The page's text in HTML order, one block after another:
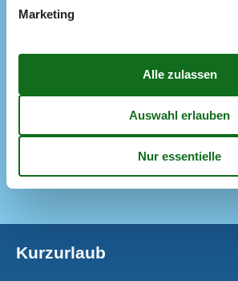
Elektroherd
Bettwäsche kann nicht gemietet werden
Handtücher können nicht gemietet werden
Nicht an Institutionen vermietet
Kurzurlaub
Marketing